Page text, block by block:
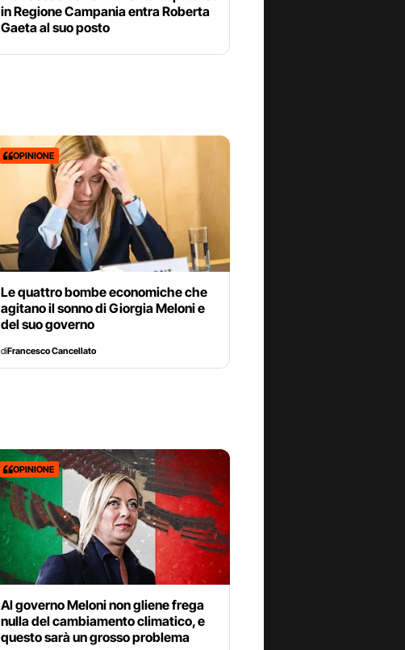
in Regione Campania entra Roberta
Gaeta al suo posto
OPINIONE
Le quattro bombe economiche che
agitano il sonno di Giorgia Meloni e
del suo governo
diFrancesco Cancellato
OPINIONE
Al governo Meloni non gliene frega
nulla del cambiamento climatico, e
questo sarà un grosso problema